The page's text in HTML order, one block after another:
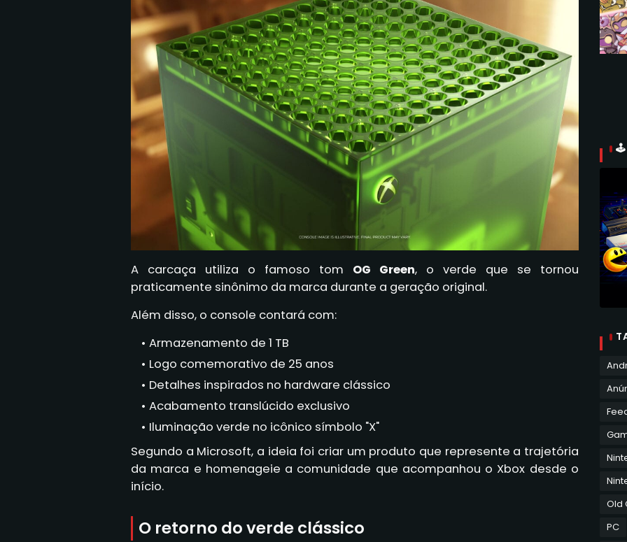
A carcaça utiliza o famoso tom OG Green, o verde que se tornou
praticamente sinônimo da marca durante a geração original.
Além disso, o console contará com:
Armazenamento de 1 TB
Logo comemorativo de 25 anos
Detalhes inspirados no hardware clássico
Acabamento translúcido exclusivo
Iluminação verde no icônico símbolo "X"
Segundo a Microsoft, a ideia foi criar um produto que represente a trajetória
da marca e homenageie a comunidade que acompanhou o Xbox desde o
início.
O retorno do verde clássico
🕹
Old
PC